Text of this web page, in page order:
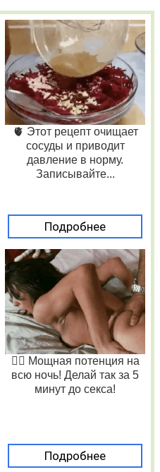
🫀 Этот рецепт очищает
сосуды и приводит
давление в норму.
Записывайте...
Подробнее
❤️‍🔥 Мощная потенция на
всю ночь! Делай так за 5
минут до секса!
Подробнее